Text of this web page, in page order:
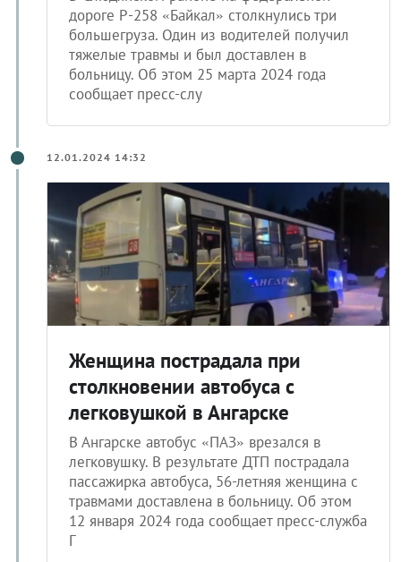
дороге Р-258 «Байкал» столкнулись три
большегруза. Один из водителей получил
тяжелые травмы и был доставлен в
больницу. Об этом 25 марта 2024 года
сообщает пресс-слу
12.01.2024 14:32
Женщина пострадала при
столкновении автобуса с
легковушкой в Ангарске
В Ангарске автобус «ПАЗ» врезался в
легковушку. В результате ДТП пострадала
пассажирка автобуса, 56-летняя женщина с
травмами доставлена в больницу. Об этом
12 января 2024 года сообщает пресс-служба
Г